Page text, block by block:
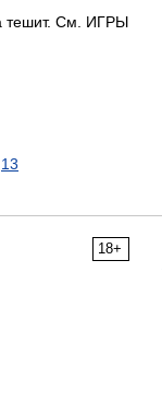
тешит. См. ИГРЫ
13
18+